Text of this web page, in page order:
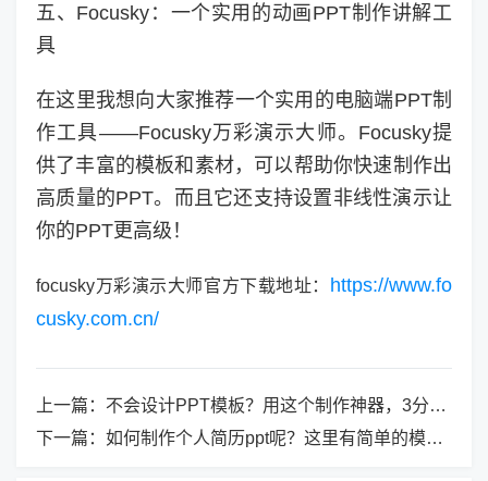
五、Focusky：一个实用的动画PPT制作讲解工
具
在这里我想向大家推荐一个实用的电脑端PPT制
作工具——Focusky万彩演示大师。Focusky提
供了丰富的模板和素材，可以帮助你快速制作出
高质量的PPT。而且它还支持设置非线性演示让
你的PPT更高级！
focusky万彩演示大师官方下载地址： https://www.fo
cusky.com.cn/
上一篇： 不会设计PPT模板？用这个制作神器，3分钟搞定专业级演示！
下一篇： 如何制作个人简历ppt呢？这里有简单的模板和方法！